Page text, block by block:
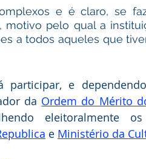
e é claro, se
pelo qual a
a todos aqueles que
participar, e
da Ordem do Mérito
eleitoralmente
e Ministério da